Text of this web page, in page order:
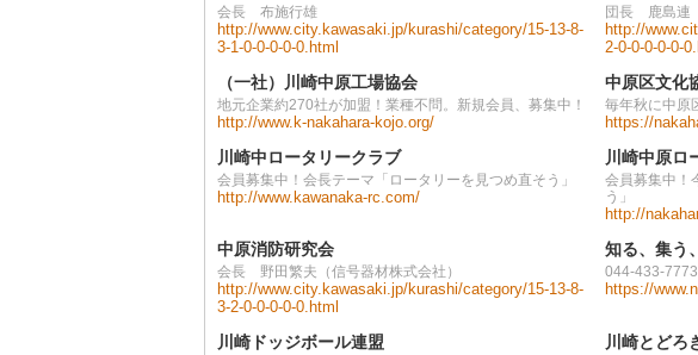
会長 布施行雄
http://www.city.kawasaki.jp/kurashi/category/15-13-8-
3-1-0-0-0-0-0.html
団長 鹿島連
http://
2-0-0-0-0-0-
（一社）川崎中原工場協会
地元企業約270社が加盟！業種不問。新規会員、募集中！
http://www.k-nakahara-kojo.org/
中原区文化
毎年秋に中原
https://
川崎中ロータリークラブ
会員募集中！会長テーマ「ロータリーを見つめ直そう」
http://www.kawanaka-rc.com/
川崎中原ロ
会員募集中！
う」
http://
中原消防研究会
会長 野田繁夫（信号器材株式会社）
http://www.city.kawasaki.jp/kurashi/category/15-13-8-
3-2-0-0-0-0-0.html
知る、集う
044-433-7773
https://
川崎ドッジボール連盟 川崎とどろ